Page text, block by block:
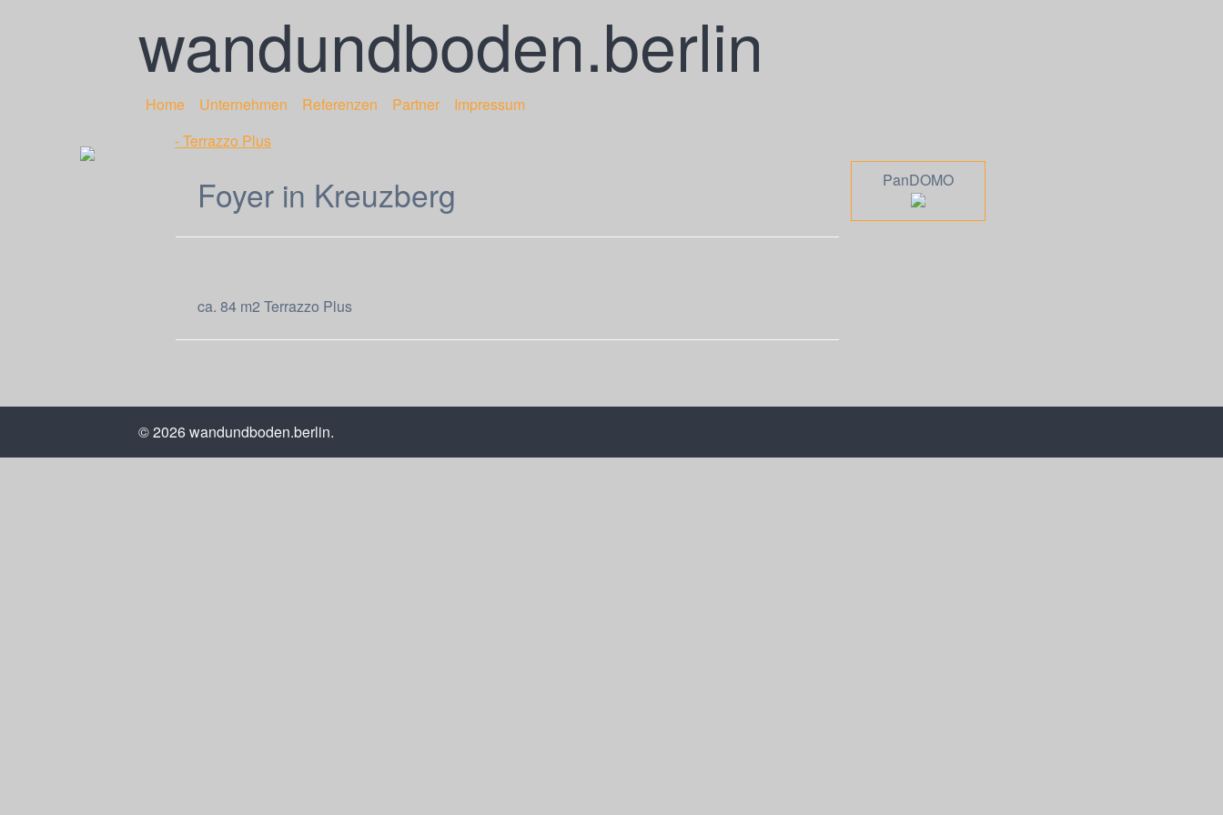
wandundboden.berlin
Home Unternehmen Referenzen Partner
Impressum
- Terrazzo Plus
Foyer in Kreuzberg
ca. 84 m2 Terrazzo Plus
PanDOMO
© 2026 wandundboden.berlin.